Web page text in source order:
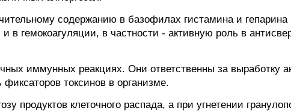
содержанию в базофилах гистамина и
в гемокоагуляции, в частности - активную роль в
иммунных реакциях. Они ответственны за выработку
токсинов в организме.
продуктов клеточного распада, а при угнетении